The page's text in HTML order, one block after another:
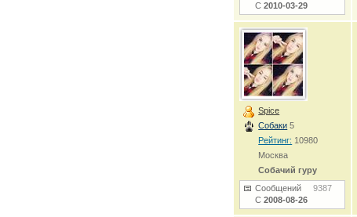
С2010-03-29
Spice
Собаки 5
Рейтинг: 10980
Москва
Собачий гуру
Сообщений9387
С2008-08-26